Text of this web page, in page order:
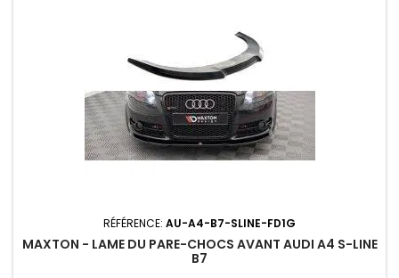
RÉFÉRENCE: AU-A4-B7-SLINE-FD1G
MAXTON - LAME DU PARE-CHOCS AVANT AUDI A4 S-LINE
B7